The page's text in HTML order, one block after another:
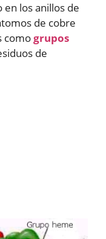
los anillos de
de cobre
comogrupos
de